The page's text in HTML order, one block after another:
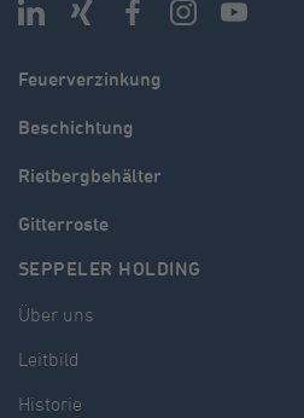
Feuerverzinkung
Beschichtung
Rietbergbehälter
Gitterroste
SEPPELER HOLDING
Über uns
Leitbild
Historie